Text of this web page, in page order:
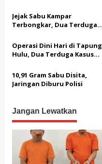
dan Pil Ekstasi
Jejak Sabu Kampar
Terbongkar, Dua Terduga
Berbeda
Operasi Dini Hari di Tapung
Hulu, Dua Terduga Kasus
10,91 Gram Sabu Disita,
Jaringan Diburu Polisi
Jangan Lewatkan